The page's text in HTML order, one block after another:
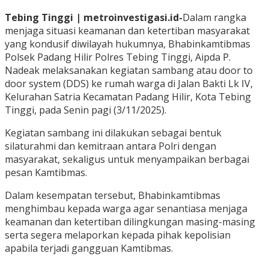
Tebing Tinggi | metroinvestigasi.id-Dalam rangka
menjaga situasi keamanan dan ketertiban masyarakat
yang kondusif diwilayah hukumnya, Bhabinkamtibmas
Polsek Padang Hilir Polres Tebing Tinggi, Aipda P.
Nadeak melaksanakan kegiatan sambang atau door to
door system (DDS) ke rumah warga di Jalan Bakti Lk IV,
Kelurahan Satria Kecamatan Padang Hilir, Kota Tebing
Tinggi, pada Senin pagi (3/11/2025).
Kegiatan sambang ini dilakukan sebagai bentuk
silaturahmi dan kemitraan antara Polri dengan
masyarakat, sekaligus untuk menyampaikan berbagai
pesan Kamtibmas.
Dalam kesempatan tersebut, Bhabinkamtibmas
menghimbau kepada warga agar senantiasa menjaga
keamanan dan ketertiban dilingkungan masing-masing
serta segera melaporkan kepada pihak kepolisian
apabila terjadi gangguan Kamtibmas.